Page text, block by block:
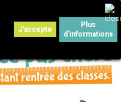
Connexion
J'accepte
Plus
d'informations